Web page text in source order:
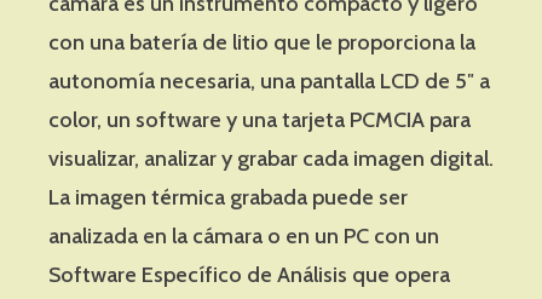
con una batería de litio que le proporciona la
autonomía necesaria, una pantalla LCD de 5″ a
color, un software y una tarjeta PCMCIA para
visualizar, analizar y grabar cada imagen digital.
La imagen térmica grabada puede ser
analizada en la cámara o en un PC con un
Software Específico de Análisis que opera